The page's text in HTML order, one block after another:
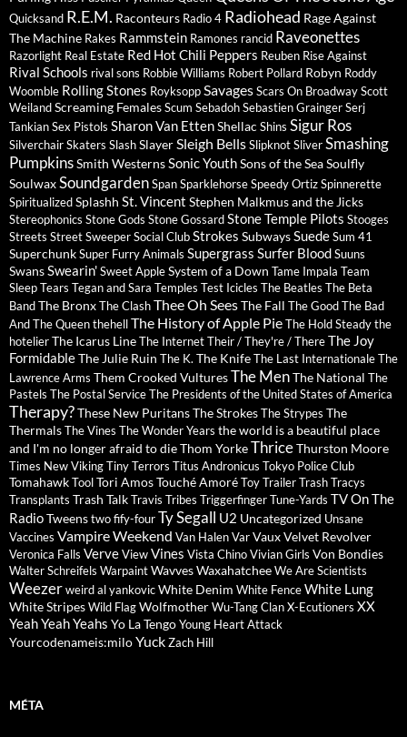
Quicksand R.E.M. Raconteurs Radio 4 Radiohead Rage Against
The Machine Rakes Rammstein Ramones rancid Raveonettes
Razorlight Real Estate Red Hot Chili Peppers Reuben Rise Against
Rival Schools rival sons Robbie Williams Robert Pollard Robyn Roddy
Woomble Rolling Stones RoyksoppSavagesScars On BroadwayScott
WeilandScreaming FemalesScum SebadohSebastien GraingerSerj
TankianSex Pistols Sharon Van EttenShellac Shins Sigur Ros
SilverchairSkaters SlashSlayerSleigh BellsSlipknotSliverSmashing
PumpkinsSmith WesternsSonic YouthSons of the SeaSoulfly
SoulwaxSoundgardenSpanSparklehorseSpeedy OrtizSpinnerette
SpiritualizedSplashh St. Vincent Stephen Malkmus and the Jicks
Stereophonics Stone Gods Stone GossardStone Temple Pilots Stooges
Streets Street Sweeper Social ClubStrokes SubwaysSuedeSum 41
SuperchunkSuper Furry Animals Supergrass Surfer BloodSuuns
SwansSwearin'Sweet AppleSystem of a Down Tame Impala Team
SleepTears Tegan and Sara Temples Test Icicles The Beatles The Beta
BandThe BronxThe ClashThee Oh SeesThe Fall The Good The Bad
And The QueenthehellThe History of Apple PieThe Hold Steadythe
hotelierThe Icarus LineThe InternetTheir / They're / ThereThe Joy
FormidableThe Julie Ruin The K. The KnifeThe Last InternationaleThe
Lawrence Arms Them Crooked VulturesThe MenThe National The
Pastels The Postal ServiceThe Presidents of the United States of America
Therapy?These New PuritansThe StrokesThe Strypes The
ThermalsThe Vines The Wonder Years the world is a beautiful place
and I'm no longer afraid to dieThom YorkeThriceThurston Moore
Times New VikingTiny Terrors Titus Andronicus Tokyo Police Club
TomahawkToolTori AmosTouché AmoréToyTrailer Trash Tracys
Transplants Trash TalkTravis Tribes TriggerfingerTune-Yards TV On The
RadioTweenstwo fify-fourTy Segall U2 Uncategorized Unsane
Vaccines Vampire Weekend Van HalenVarVauxVelvet Revolver
Veronica Falls VerveViewVines Vista ChinoVivian Girls Von Bondies
Walter Schreifels WarpaintWavvesWaxahatcheeWe Are Scientists
Weezerweird al yankovicWhite Denim White FenceWhite Lung
White StripesWild FlagWolfmotherWu-Tang ClanX-Ecutioners XX
Yeah Yeah Yeahs Yo La TengoYoung Heart Attack
Yourcodenameis:miloYuckZach Hill
MÉTA